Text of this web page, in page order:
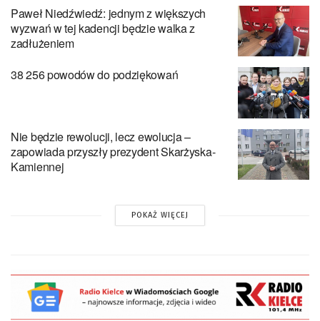
Paweł Niedźwiedź: jednym z większych
wyzwań w tej kadencji będzie walka z
zadłużeniem
38 256 powodów do podziękowań
Nie będzie rewolucji, lecz ewolucja –
zapowiada przyszły prezydent Skarżyska-
Kamiennej
POKAŻ WIĘCEJ